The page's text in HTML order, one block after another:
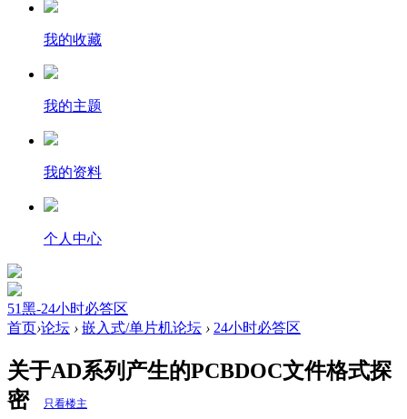
我的收藏
我的主题
我的资料
个人中心
51黑-24小时必答区
首页›论坛 › 嵌入式/单片机论坛 › 24小时必答区
关于AD系列产生的PCBDOC文件格式探
密
只看楼主